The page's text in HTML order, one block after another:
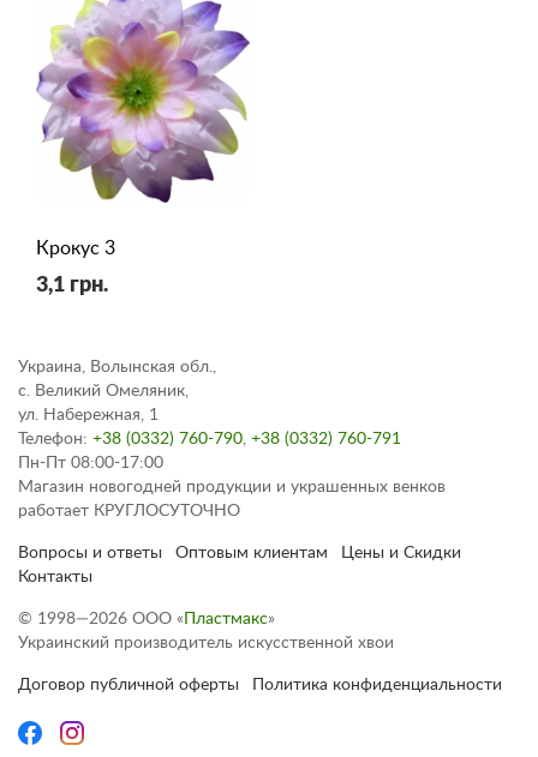
Крокус 3
3,1 грн.
Украина, Волынская обл.,
с. Великий Омеляник,
ул. Набережная, 1
Телефон: +38 (0332) 760-790, +38 (0332) 760-791
Пн-Пт 08:00-17:00
Магазин новогодней продукции и украшенных венков
работает КРУГЛОСУТОЧНО
Вопросы и ответы Оптовым клиентам
Цены и Скидки
Контакты
© 1998—2026 ООО « Пластмакс»
Украинский производитель искусственной хвои
Договор публичной оферты Политика конфиденциальности